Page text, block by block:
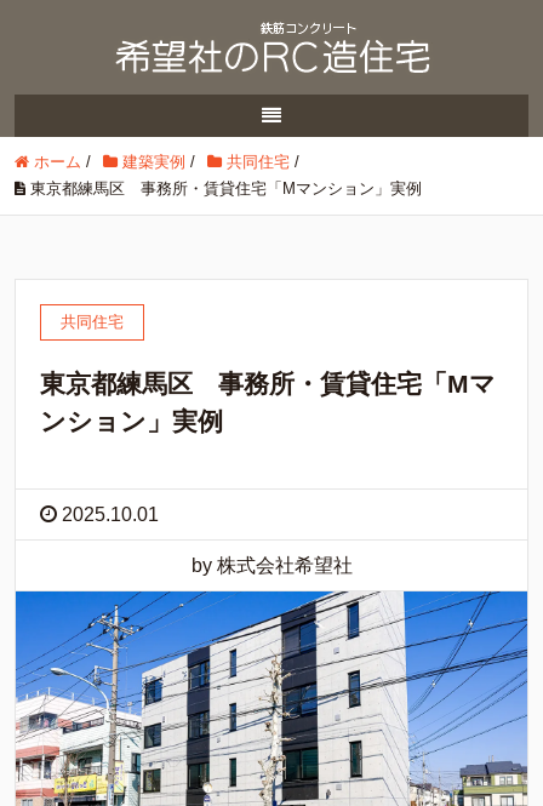
ホーム / 建築実例 / 共同住宅 /
東京都練馬区 事務所・賃貸住宅「Мマンション」実例
共同住宅
東京都練馬区 事務所・賃貸住宅「Мマ
ンション」実例
2025.10.01
by 株式会社希望社